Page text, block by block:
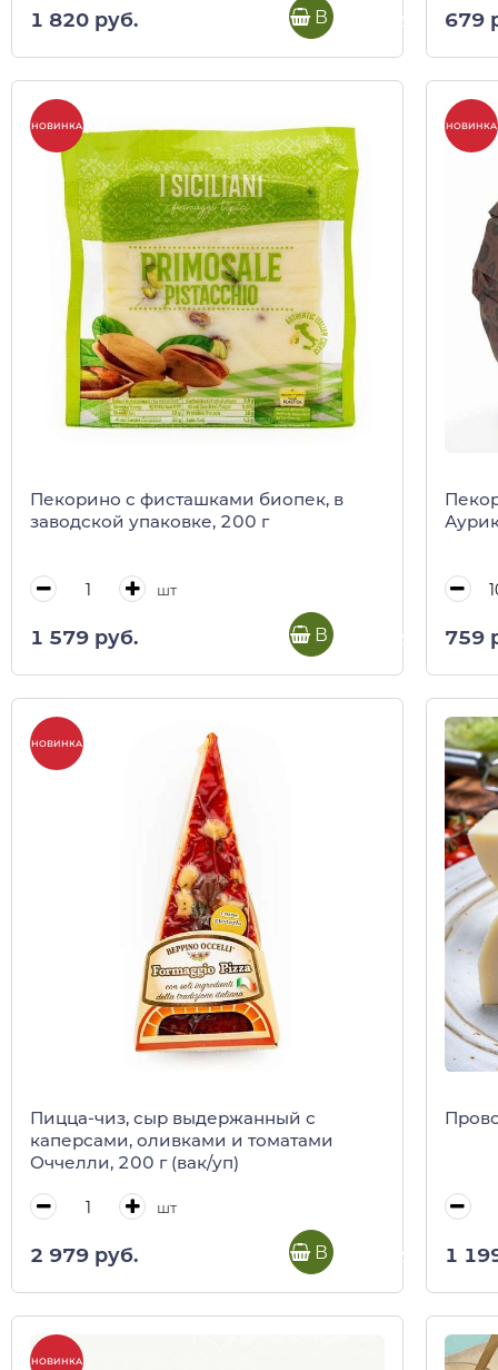
1 820 руб. В корзину 679
НОВИНКА
Пекорино с фисташками биопек, в
заводской упаковке, 200 г
шт
1 579 руб. В корзину
НОВИНКА
759
НОВИНКА
Пицца-чиз, сыр выдержанный с
каперсами, оливками и томатами
Оччелли, 200 г (вак/уп)
шт
2 979 руб. В корзину 1
НОВИНКА